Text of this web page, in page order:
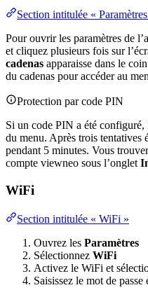
Section intitulée «
Pour ouvrir les paramètres de
et cliquez plusieurs fois sur
cadenas apparaisse dans le
du cadenas pour accéder au
Protection par code PIN
Si un code PIN a été
du menu. Après trois tentatives
pendant 5 minutes. Vous
compte viewneo sous l’onglet
WiFi
Section intitulée « WiFi »
Ouvrez les Paramètres
Sélectionnez WiFi
Activez le WiFi et
Saisissez le mot de